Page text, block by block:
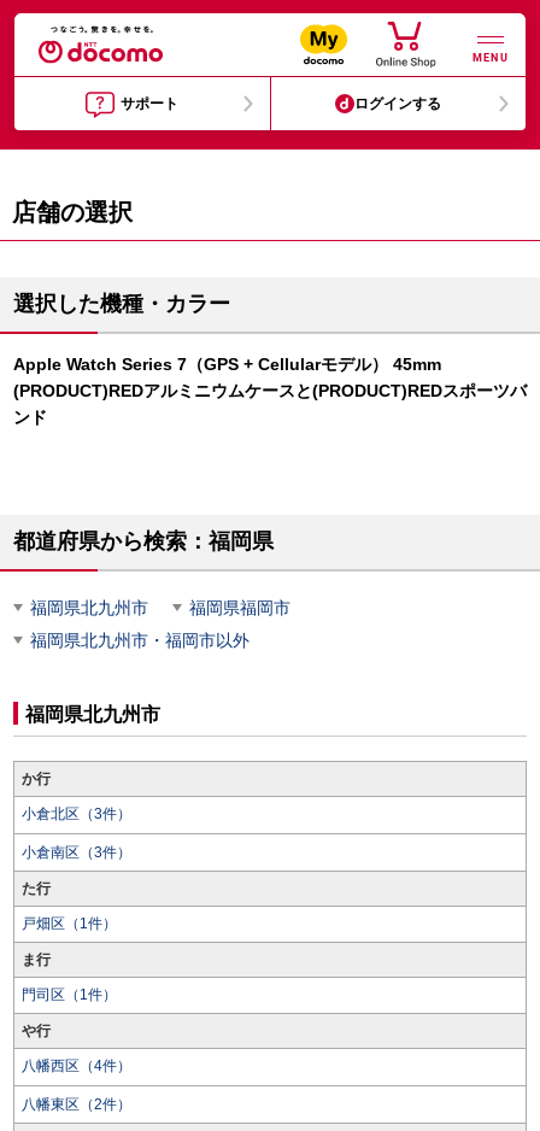
MENU
サポート ログインする
店舗の選択
選択した機種・カラー
Apple Watch Series 7（GPS + Cellularモデル） 45mm
(PRODUCT)REDアルミニウムケースと(PRODUCT)REDスポーツバ
ンド
都道府県から検索：福岡県
福岡県北九州市
福岡県福岡市
福岡県北九州市・福岡市以外
福岡県北九州市
か行
小倉北区（3件）
小倉南区（3件）
た行
戸畑区（1件）
ま行
門司区（1件）
や行
八幡西区（4件）
八幡東区（2件）